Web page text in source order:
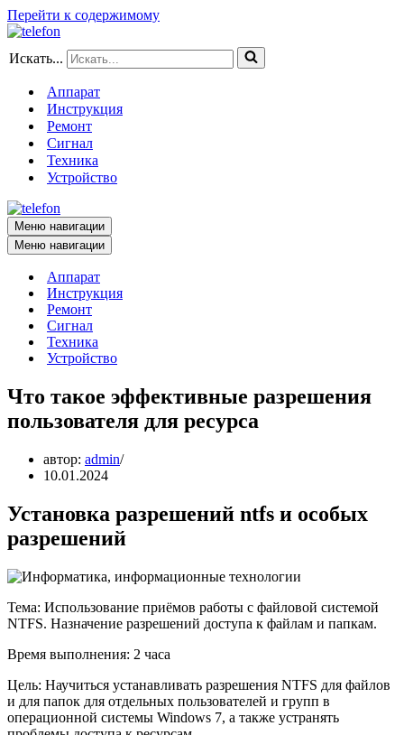
Перейти к содержимому
Искать...
Аппарат
Инструкция
Ремонт
Сигнал
Техника
Устройство
Меню навигации
Меню навигации
Аппарат
Инструкция
Ремонт
Сигнал
Техника
Устройство
Что такое эффективные разрешения
пользователя для ресурса
автор: admin
10.01.2024
Установка разрешений ntfs и особых
разрешений
Тема: Использование приёмов работы с файловой системой
NTFS. Назначение разрешений доступа к файлам и папкам.
Время выполнения: 2 часа
Цель: Научиться устанавливать разрешения NTFS для файлов
и для папок для отдельных пользователей и групп в
операционной системы Windows 7, а также устранять